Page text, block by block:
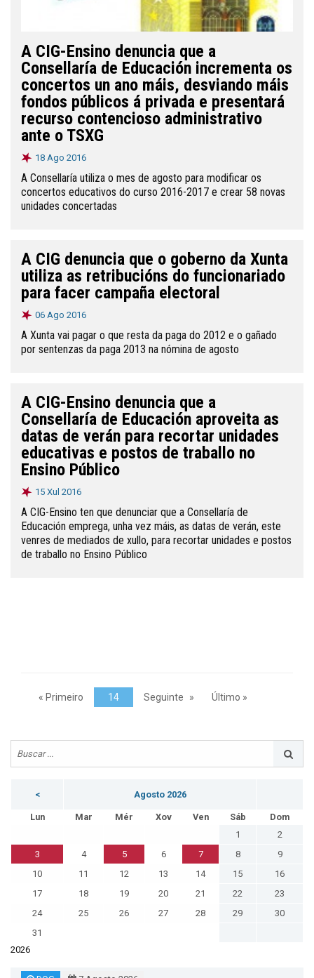
A CIG-Ensino denuncia que a
Consellaría de Educación incrementa os
concertos un ano máis, desviando máis
fondos públicos á privada e presentará
recurso contencioso administrativo
ante o TSXG
18 Ago 2016
A Consellaría utiliza o mes de agosto para modificar os
concertos educativos do curso 2016-2017 e crear 58 novas
unidades concertadas
A CIG denuncia que o goberno da Xunta
utiliza as retribucións do funcionariado
para facer campaña electoral
06 Ago 2016
A Xunta vai pagar o que resta da paga do 2012 e o gañado
por sentenzas da paga 2013 na nómina de agosto
A CIG-Ensino denuncia que a
Consellaría de Educación aproveita as
datas de verán para recortar unidades
educativas e postos de traballo no
Ensino Público
15 Xul 2016
A CIG-Ensino ten que denunciar que a Consellaría de
Educación emprega, unha vez máis, as datas de verán, este
venres de mediados de xullo, para recortar unidades e postos
de traballo no Ensino Público
« Primeiro 14 Seguinte Último »
< Agosto 2026
Lun Mar Mér Xov Ven Sáb
Dom
1
2
3
4 5 6 7 8
9
10
11 12 13 14 15
16
17
18 19 20 21 22
23
24
25 26 27 28 29
30
31
2026